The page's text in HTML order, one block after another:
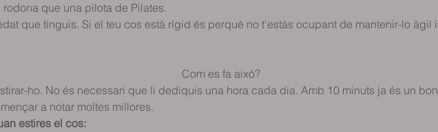
que una pilota de Pilates.
que tinguis. Si el teu cos està rígid és perquè no t'estàs ocupant de mantenir-lo àgil i
es fa això?
ho. No és necessari que li dediquis una hora cada dia. Amb 10 minuts ja és un bon
a notar moltes millores.
estires el cos: